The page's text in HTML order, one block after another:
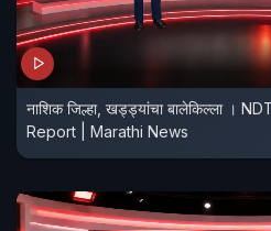
नाशिक जिल्हा, खड्ड्यांचा बालेकिल्ला । NDTV मराठी Special
Report | Marathi News